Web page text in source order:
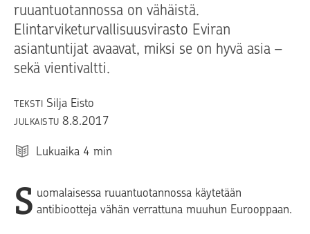
ruuantuotannossa on vähäistä.
Elintarviketurvallisuusvirasto Eviran
asiantuntijat avaavat, miksi se on hyvä asia –
sekä vientivaltti.
TEKSTI Silja Eisto
JULKAISTU 8.8.2017
Lukuaika 4 min
S uomalaisessa ruuantuotannossa käytetään
antibiootteja vähän verrattuna muuhun Eurooppaan.